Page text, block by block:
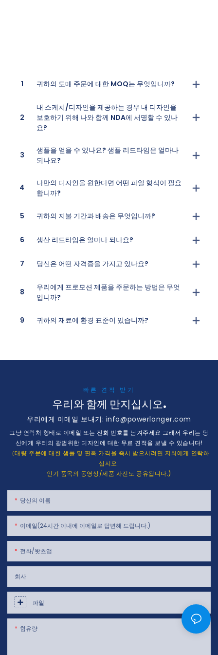
1 귀하의 도매 주문에 대한 MOQ는 무엇입니까?
2
내 스케치/디자인을 제공하는 경우 내 디자인을
보호하기 위해 나와 함께 NDA에 서명할 수 있나
요?
3
샘플을 얻을 수 있나요? 샘플 리드타임은 얼마나
되나요?
4
나만의 디자인을 원한다면 어떤 파일 형식이 필요
합니까?
5 귀하의 지불 기간과 배송은 무엇입니까?
6 생산 리드타임은 얼마나 되나요?
7 당신은 어떤 자격증을 가지고 있나요?
8
우리에게 프로모션 제품을 주문하는 방법은 무엇
입니까?
9 귀하의 재료에 환경 표준이 있습니까?
빠른 견적 받기
우리와 함께 만지십시오.
우리에게 이메일 보내기: info@powerlonger.com
그냥 연락처 형태로 이메일 또는 전화 번호를 남겨주세요 그래서 우리는 당
신에게 우리의 광범위한 디자인에 대한 무료 견적을 보낼 수 있습니다!
（대량 주문에 대한 샘플 및 판촉 가격을 즉시 받으시려면 저희에게 연락하
십시오.
인기 품목의 동영상/제품 사진도 공유됩니다.)
당신의 이름
이메일(24시간 이내에 이메일로 답변해 드립니다.)
전화/왓츠앱
회사
파일
함유량